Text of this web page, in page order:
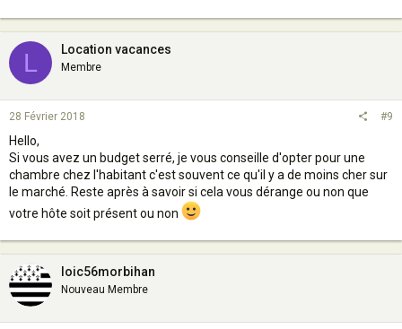
L Location vacances
Membre
28 Février 2018 #9
Hello,
Si vous avez un budget serré, je vous conseille d'opter pour une
chambre chez l'habitant c'est souvent ce qu'il y a de moins cher sur
le marché. Reste après à savoir si cela vous dérange ou non que
votre hôte soit présent ou non
loic56morbihan
Nouveau Membre